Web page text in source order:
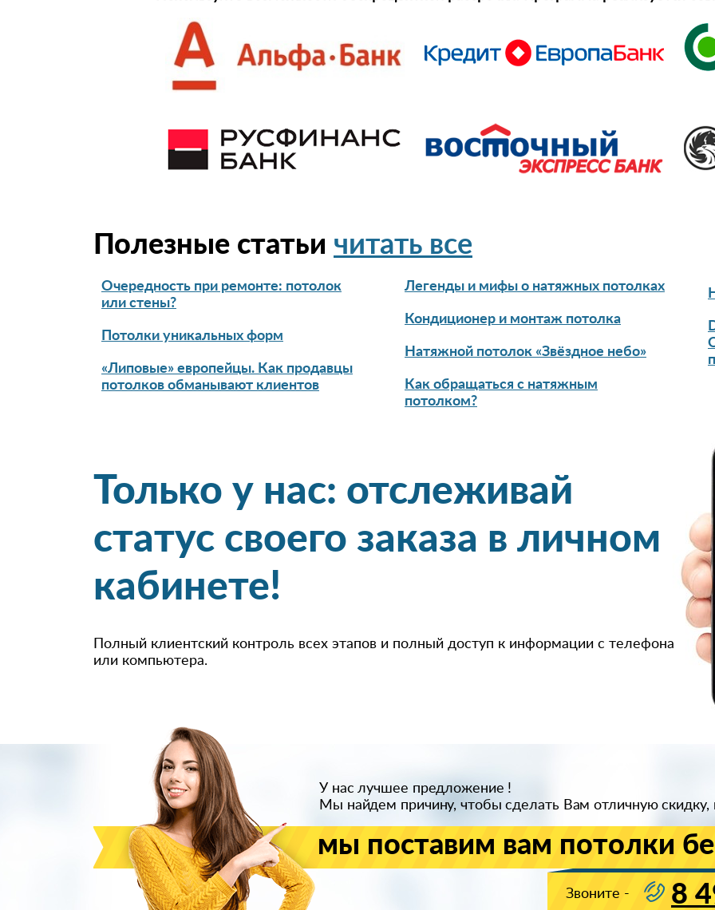
Полезные статьи читать все
Очередность при ремонте: потолок
или стены?
Потолки уникальных форм
«Липовые» европейцы. Как продавцы
потолков обманывают клиентов
Легенды и мифы о натяжных потолках
Кондиционер и монтаж потолка
Натяжной потолок «Звёздное небо»
Как обращаться с натяжным
потолком?
Только у нас: отслеживай
статус своего заказа в личном
кабинете!
Полный клиентский контроль всех этапов и полный доступ к информации с телефона
или компьютера.
У нас лучшее предложение !
Мы найдем причину, чтобы сделать Вам отличную скидку,
мы поставим вам потолки
Звоните - 8